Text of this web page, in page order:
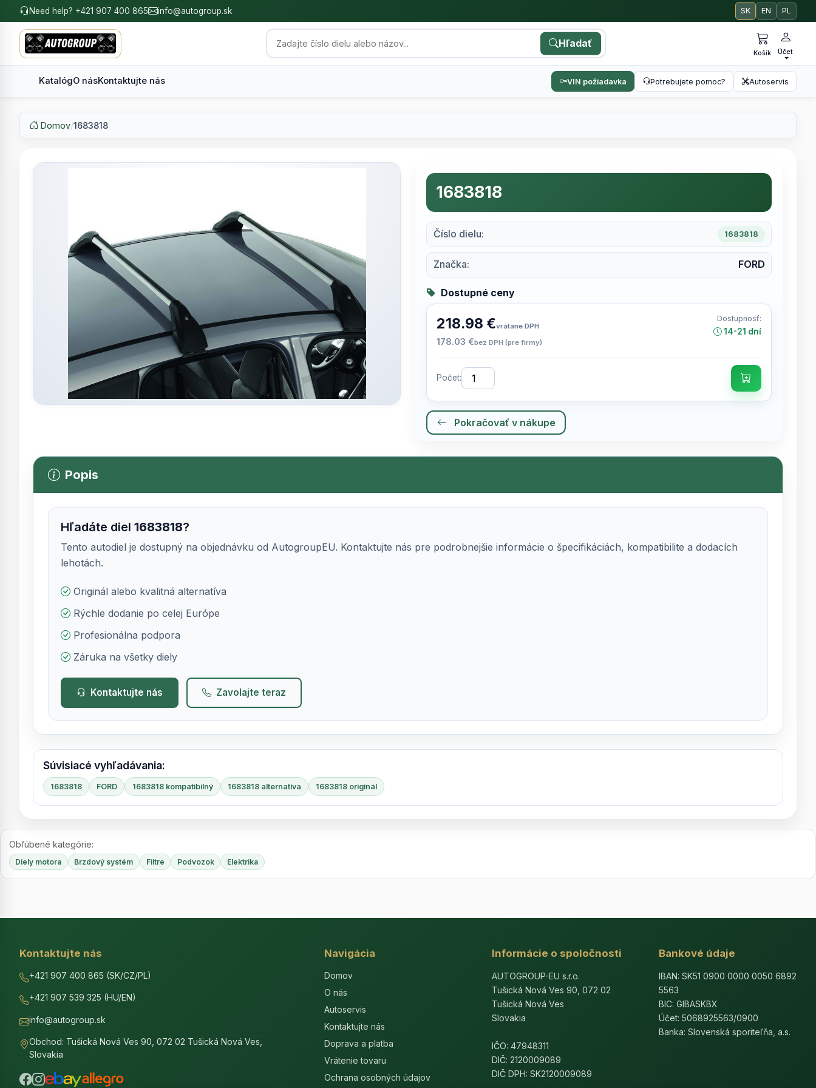
Need help? +421 907 400 865 info@autogroup.sk SK EN PL
Hľadať
Košík Účet
KatalógO násKontaktujte nás VIN požiadavka Potrebujete pomoc? Autoservis
Domov/1683818
1683818
Číslo dielu: 1683818
Značka: FORD
Dostupné ceny
218.98 €vrátane DPH
178.03 €bez DPH (pre firmy)
Dostupnosť:
14-21 dní
Počet:
Pokračovať v nákupe
Popis
Hľadáte diel1683818?
Tento autodiel je dostupný na objednávku od AutogroupEU. Kontaktujte nás pre podrobnejšie informácie o špecifikáciách, kompatibilite a dodacích
lehotách.
Originál alebo kvalitná alternatíva
Rýchle dodanie po celej Európe
Profesionálna podpora
Záruka na všetky diely
Kontaktujte nás Zavolajte teraz
Súvisiacé vyhľadávania:
1683818 FORD 1683818 kompatibilný 1683818 alternatíva 1683818 originál
Obľúbené kategórie:
Diely motora Brzdový systém Filtre Podvozok Elektrika
Kontaktujte nás
+421 907 400 865 (SK/CZ/PL)
+421 907 539 325 (HU/EN)
info@autogroup.sk
Obchod: Tušická Nová Ves 90, 072 02 Tušická Nová Ves,
Slovakia
Navigácia
Domov
O nás
Autoservis
Kontaktujte nás
Doprava a platba
Vrátenie tovaru
Ochrana osobných údajov
Informácie o spoločnosti
AUTOGROUP-EU s.r.o.
Tušická Nová Ves 90, 072 02
Tušická Nová Ves
Slovakia
IČO: 47948311
DIČ: 2120009089
DIČ DPH: SK2120009089
Bankové údaje
IBAN: SK51 0900 0000 0050 6892
5563
BIC: GIBASKBX
Účet: 5068925563/0900
Banka: Slovenská sporiteľňa, a.s.